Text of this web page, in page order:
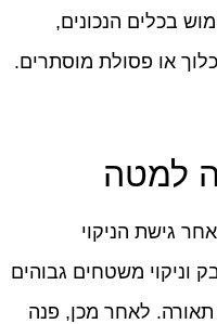
בכלים הנכונים,
או פסולת מוסתרים.
למטה
גישת הניקוי
וניקוי משטחים גבוהים
תאורה. לאחר מכן, פנה